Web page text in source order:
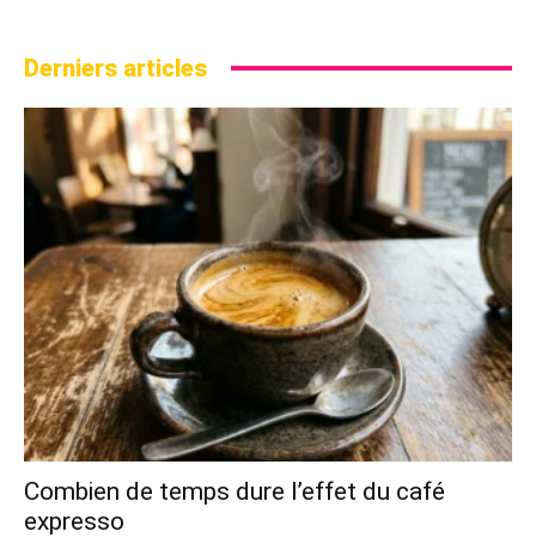
Derniers articles
Combien de temps dure l’effet du café
expresso